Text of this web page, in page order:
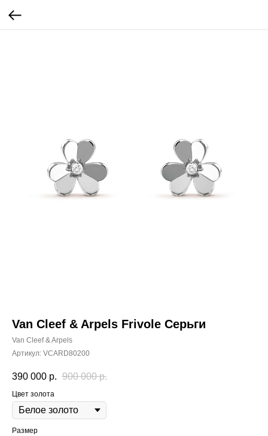
Van Cleef & Arpels Frivole Серьги
Van Cleef & Arpels
Артикул: VCARD80200
390 000 р. 900 000 р.
Цвет золота
Размер